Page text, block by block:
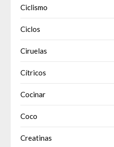
Ciclismo
Ciclos
Ciruelas
Cítricos
Cocinar
Coco
Creatinas